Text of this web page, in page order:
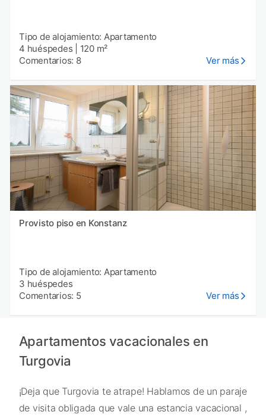
Tipo de alojamiento: Apartamento
4 huéspedes
120 m²
Comentarios: 8
Ver más
Provisto piso en Konstanz
Tipo de alojamiento: Apartamento
3 huéspedes
Comentarios: 5
Ver más
Apartamentos vacacionales en
Turgovia
¡Deja que Turgovia te atrape! Hablamos de un paraje
de visita obligada que vale una estancia vacacional ,